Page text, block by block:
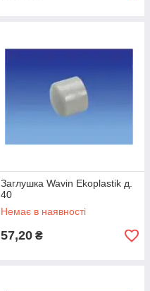
Заглушка Wavin Ekoplastik д.
40
Немає в наявності
57,20 ₴